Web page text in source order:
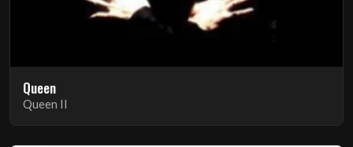
Queen
Queen II